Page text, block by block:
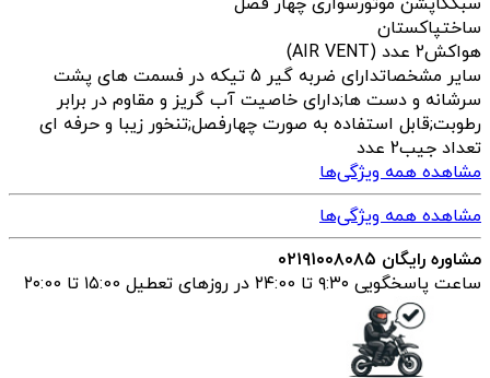
ساختپاکستان
هواکش2 عدد (AIR VENT)
سایر مشخصات
دارای ضربه گیر 5 تیکه در فسمت های پشت
سرشانه و دست ها;دارای خاصیت آب گریز و مقاوم در برابر
رطوبت;قابل استفاده به صورت چهارفصل;تنخور زیبا و حرفه ای
تعداد جیب2 عدد
مشاهده همه ویژگی‌ها
مشاهده همه ویژگی‌ها
مشاوره رایگان ۰۲۱۹۱۰۰۸۰۸۵
ساعت پاسخگویی ۹:۳۰ تا ۲۴:00 در روزهای تعطیل ۱۵:00 تا ۲۰:00